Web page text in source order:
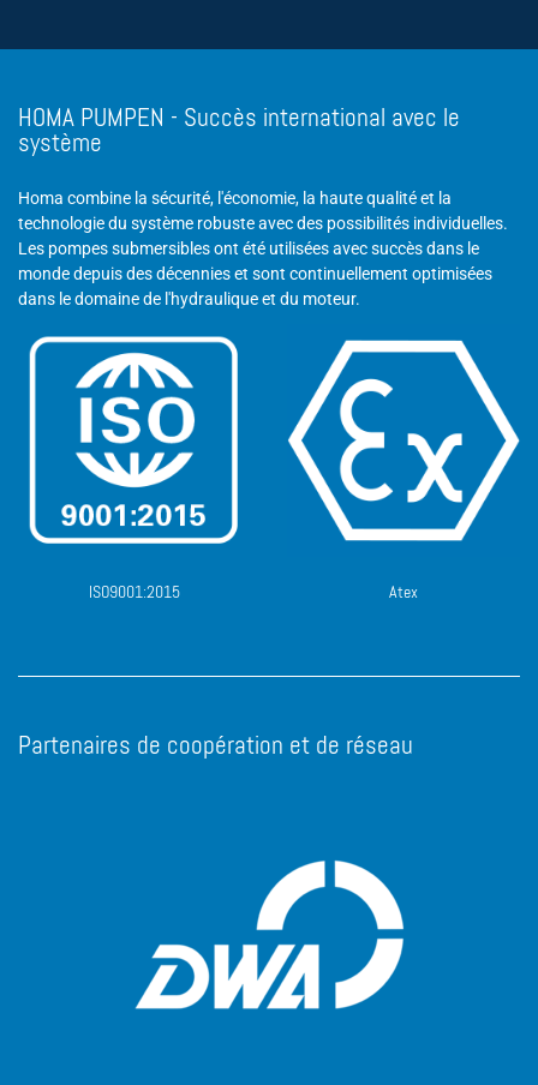
HOMA PUMPEN - Succès international avec le
système
Homa combine la sécurité, l'économie, la haute qualité et la
technologie du système robuste avec des possibilités individuelles.
Les pompes submersibles ont été utilisées avec succès dans le
monde depuis des décennies et sont continuellement optimisées
dans le domaine de l'hydraulique et du moteur.
ISO9001:2015 Atex
Partenaires de coopération et de réseau